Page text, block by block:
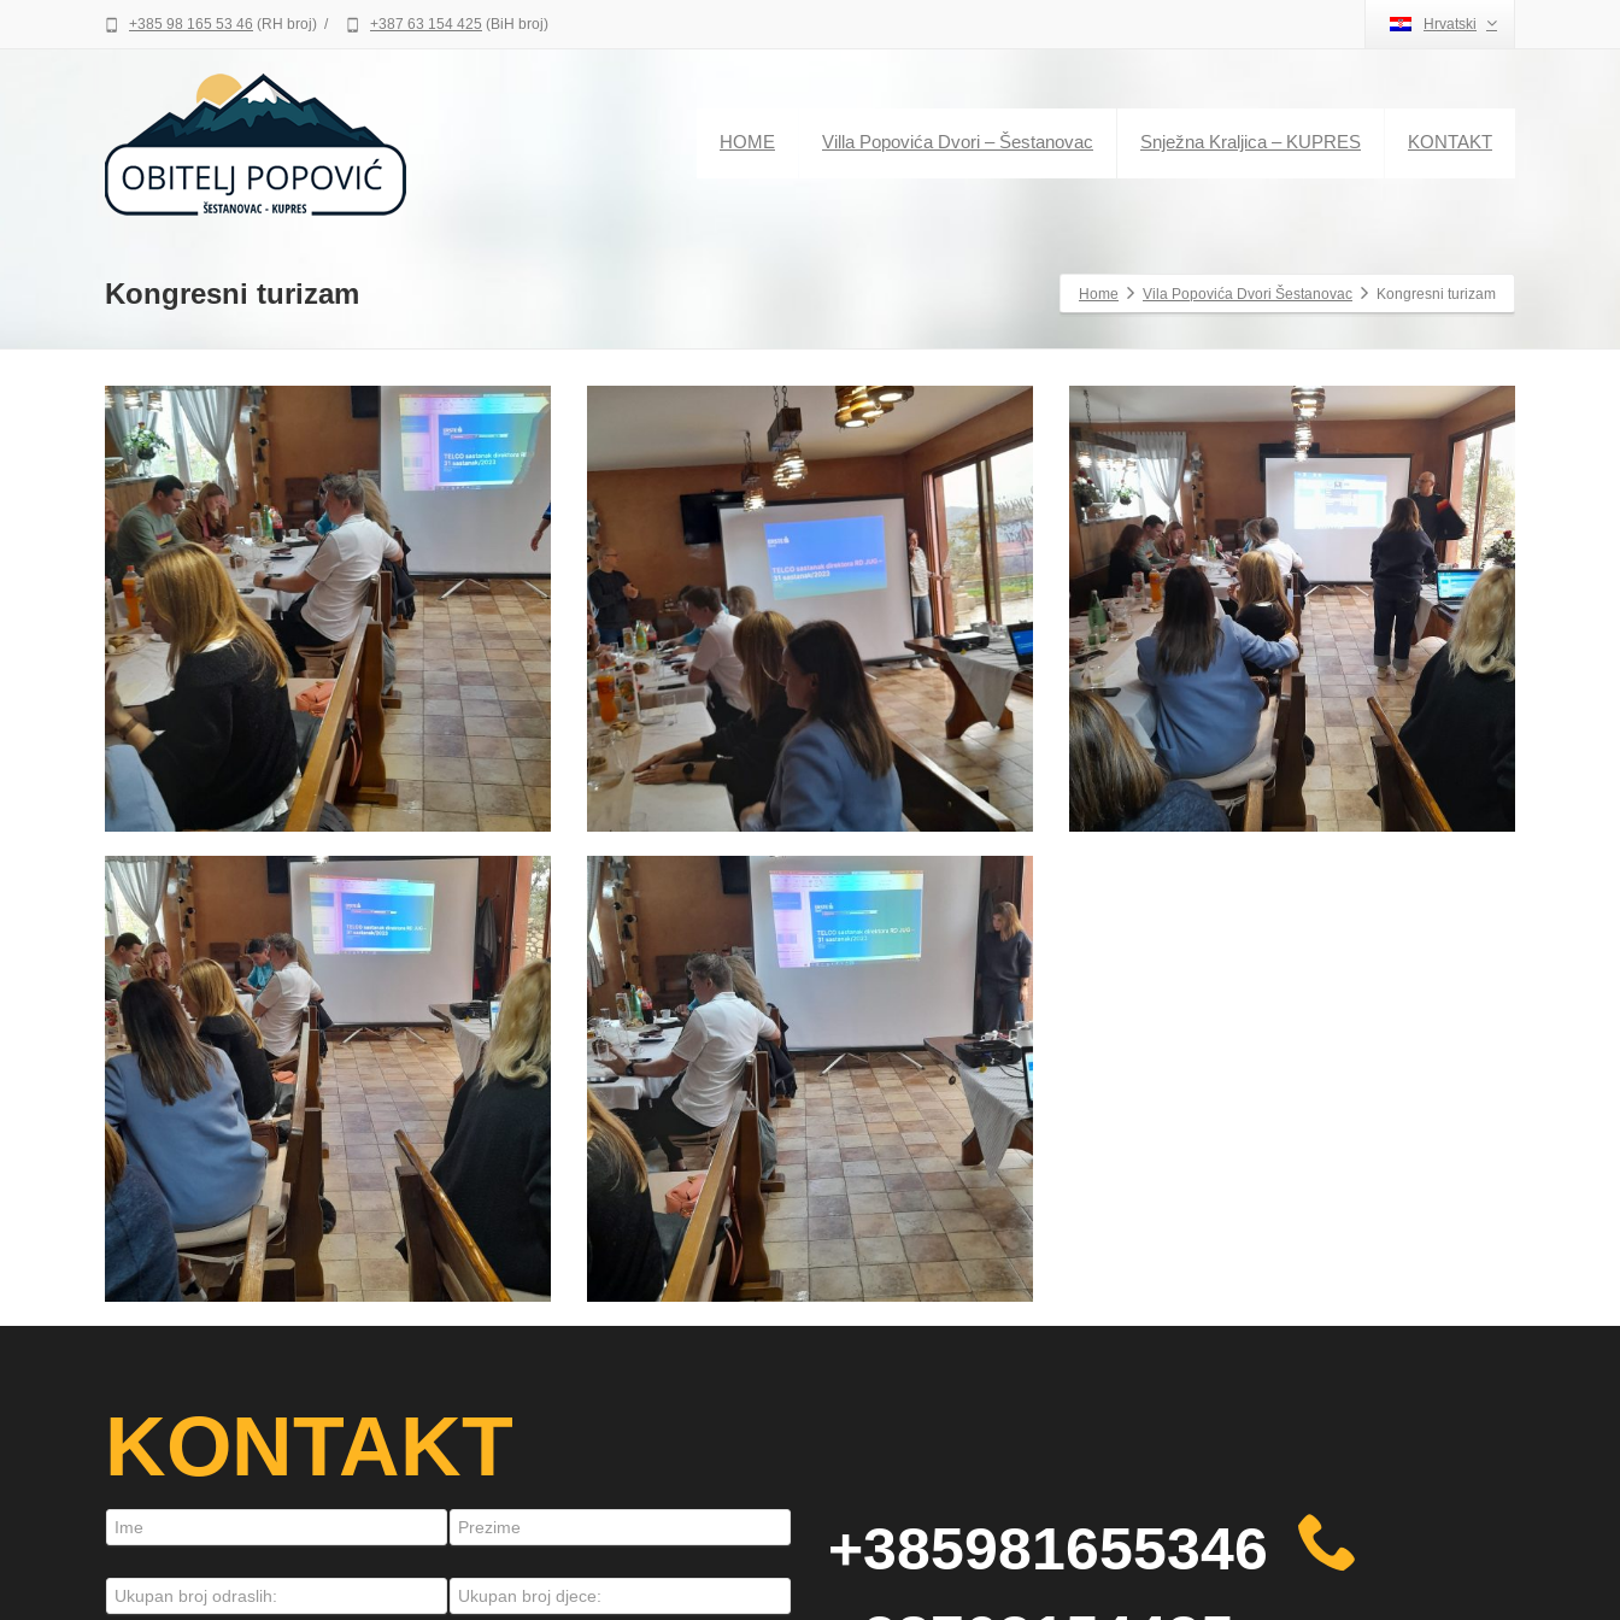
+385 98 165 53 46 (RH broj) / +387 63 154 425 (BiH broj) Hrvatski
HOME Villa Popovića Dvori – Šestanovac Snježna Kraljica – KUPRES KONTAKT
Kongresni turizam Home Vila Popovića Dvori Šestanovac Kongresni turizam
KONTAKT
+385981655346